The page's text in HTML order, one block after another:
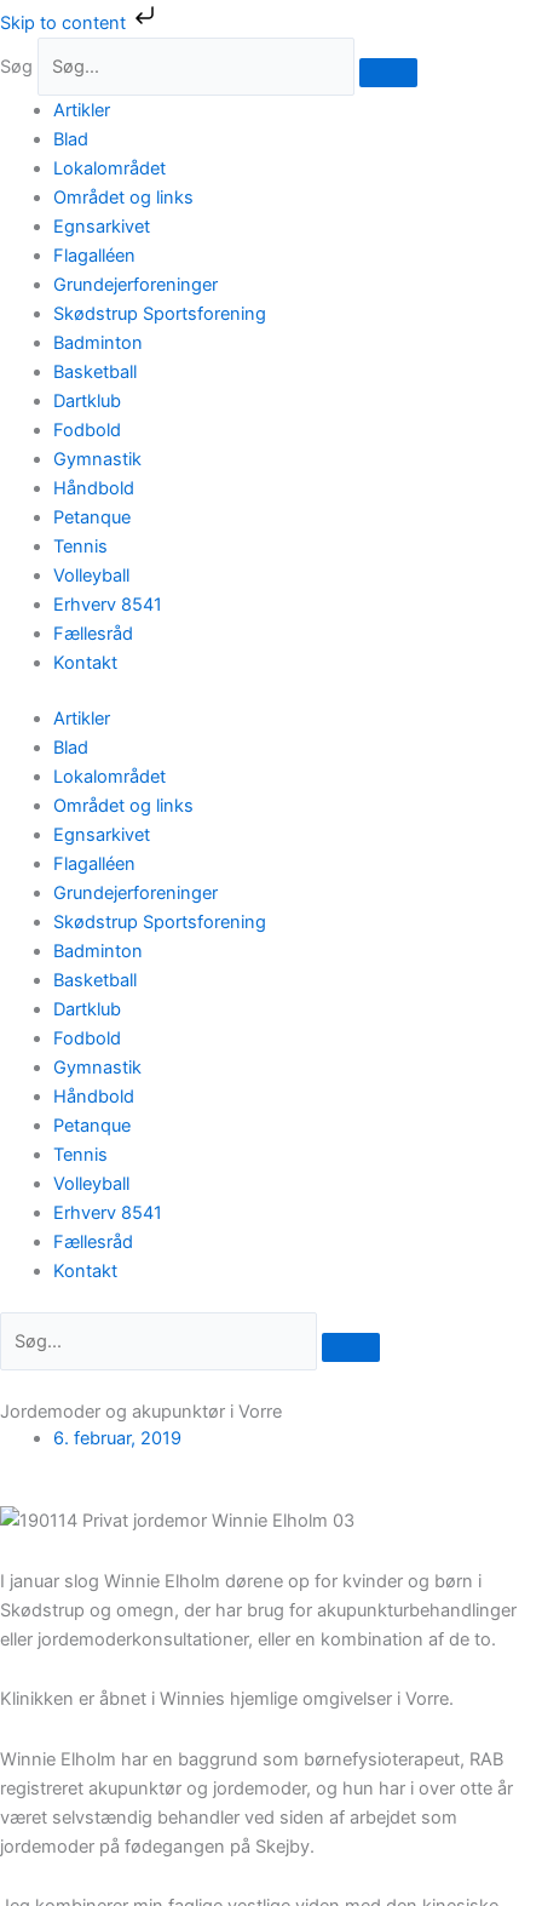
Skip to content
Gå
indholdet
Søg
Artikler
Blad
Lokalområdet
Området og links
Egnsarkivet
Flagalléen
Grundejerforeninger
Skødstrup Sportsforening
Badminton
Basketball
Dartklub
Fodbold
Gymnastik
Håndbold
Petanque
Tennis
Volleyball
Erhverv 8541
Fællesråd
Kontakt
Artikler
Blad
Lokalområdet
Området og links
Egnsarkivet
Flagalléen
Grundejerforeninger
Skødstrup Sportsforening
Badminton
Basketball
Dartklub
Fodbold
Gymnastik
Håndbold
Petanque
Tennis
Volleyball
Erhverv 8541
Fællesråd
Kontakt
Jordemoder og akupunktør i Vorre
6. februar, 2019
I januar slog Winnie Elholm dørene op for kvinder og børn i
Skødstrup og omegn, der har brug for akupunkturbehandlinger
eller jordemoderkonsultationer, eller en kombination af de to.
Klinikken er åbnet i Winnies hjemlige omgivelser i Vorre.
Winnie Elholm har en baggrund som børnefysioterapeut, RAB
registreret akupunktør og jordemoder, og hun har i over otte år
været selvstændig behandler ved siden af arbejdet som
jordemoder på fødegangen på Skejby.